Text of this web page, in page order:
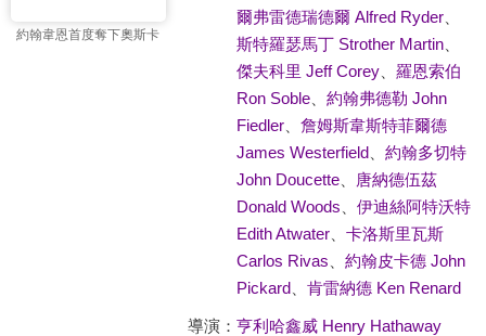
約翰韋恩首度奪下奧斯卡
爾弗雷德瑞德爾 Alfred Ryder、
斯特羅瑟馬丁 Strother Martin、
傑夫科里 Jeff Corey、 羅恩索伯
Ron Soble、 約翰弗德勒 John
Fiedler、 詹姆斯韋斯特菲爾德
James Westerfield、 約翰多切特
John Doucette、
唐納德伍茲
Donald Woods
伊迪絲阿特沃特
Edith Atwater、 卡洛斯里瓦斯
Carlos Rivas
約翰皮卡德 John
Pickard、 肯雷納德 Ken Renard
導演： 亨利哈鑫威 Henry Hathaway